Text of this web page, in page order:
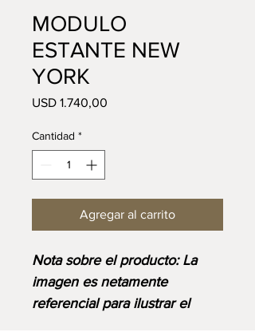
MODULO
ESTANTE NEW
YORK
USD 1.740,00
Cantidad *
Agregar al carrito
Nota sobre el producto: La
imagen es netamente
referencial para ilustrar el